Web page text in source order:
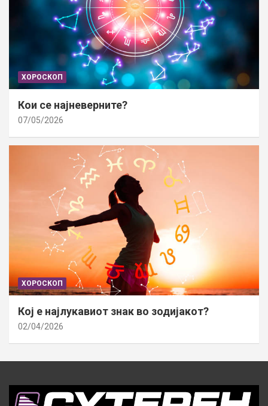
ХОРОСКОП
Кои се најневерните?
07/05/2026
ХОРОСКОП
Кој е најлукавиот знак во зодијакот?
02/04/2026